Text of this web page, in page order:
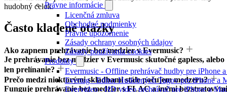
Právne informácie
Licenčná zmluva
Obchodné podmienky
Právne upozornenie
Zásady ochrany osobných údajov
Zásady používania cookies
Produkty
Evermusic - Offline prehrávač hudby pre iPhone
Evertag - Editor Hudobných Tagov pre iPhone a
Evervideo - HD video prehrávač pre iPhone a
hudobný celok.
Často kladené otázky
Ako zapnem prehrávanie bez medzier v Evermusic?
Je prehrávanie bez medzier v Evermusic skutočné gapless, alebo
len prelínanie?
Prečo medzi niektorými skladbami stále počujem medzeru?
Funguje prehrávanie bez medzier s FLAC a inými bezstratovými